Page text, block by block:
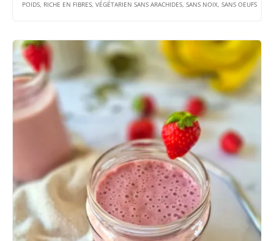
POIDS, RICHE EN FIBRES, VÉGÉTARIEN SANS ARACHIDES, SANS NOIX, SANS OEUFS